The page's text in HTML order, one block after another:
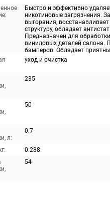
Быстро и эффективно
никотиновые загрязнения.
выгорания,
структуру, обладает
Предназначен для
виниловых деталей салона.
бамперов. Обладает
уход и очистка
235
50
л:
0.7
0.238
54